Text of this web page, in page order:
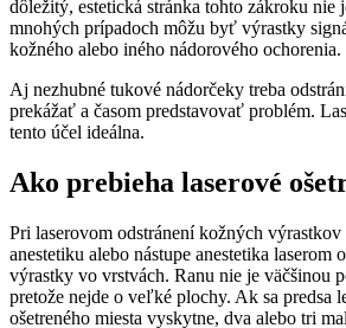
dôležitý, estetická stránka tohto zákroku
mnohých prípadoch môžu byť výrastky
kožného alebo iného nádorového ochorenia.
Aj nezhubné tukové nádorčeky treba
prekážať a časom predstavovať problém.
tento účel ideálna.
Ako prebieha laserové
Pri laserovom odstránení kožných
anestetiku alebo nástupe anestetika laserom
výrastky vo vrstvách. Ranu nie je väčšinou
pretože nejde o veľké plochy. Ak sa predsa
ošetreného miesta vyskytne, dva alebo tri